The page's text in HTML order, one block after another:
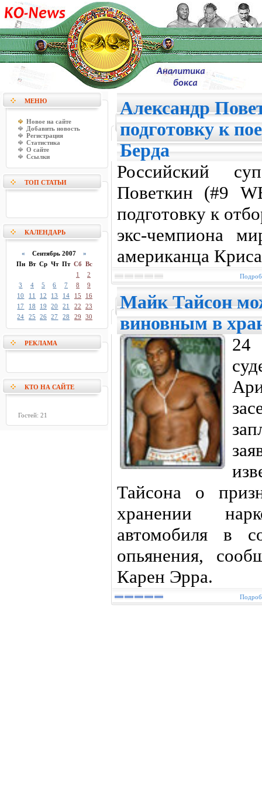
МЕНЮ
Новое на сайте
Добавить новость
Регистрация
Статистика
О сайте
Ссылки
ТОП СТАТЬИ
КАЛЕНДАРЬ
« Сентябрь 2007»
Пн Вт Ср Чт Пт Сб Вс
1
2
3
4 5 6 7 8
9
10
11 12 13 14 15
16
17
18 19 20 21 22
23
24
25 26 27 28 29 30
РЕКЛАМА
КТО НА САЙТЕ
Гостей: 21
Александр
подготовку к
Берда
Российский
Поветкин (#9
подготовку к
экс-чемпиона
американца
Майк Тайсон
виновным в
24
Тайсона о
хранении
автомобиля в
опьянения,
Карен Эрра.